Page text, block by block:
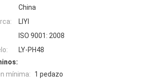
China
LIYI
ISO 9001: 2008
LY-PH48
mínima:
1 pedazo